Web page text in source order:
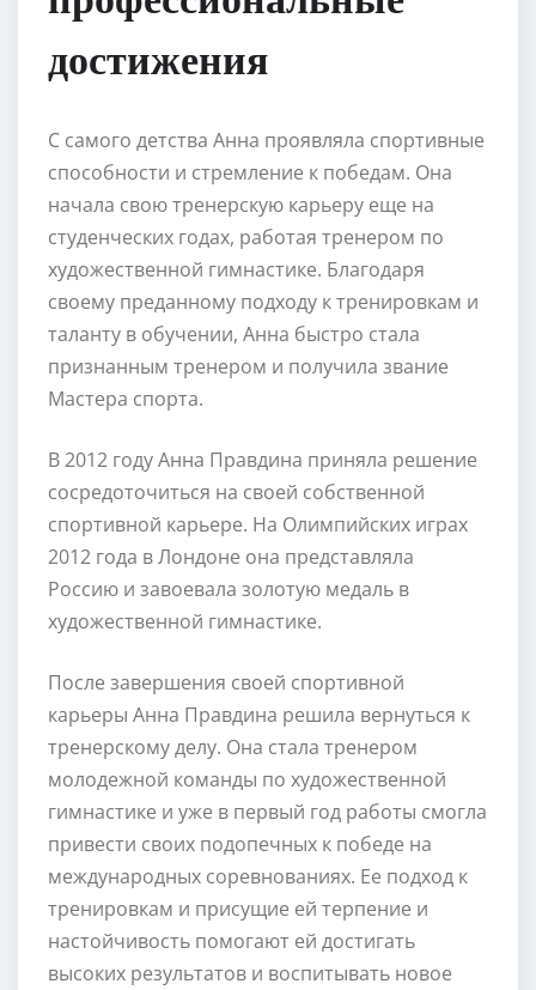
достижения
С самого детства Анна проявляла спортивные
способности и стремление к победам. Она
начала свою тренерскую карьеру еще на
студенческих годах, работая тренером по
художественной гимнастике. Благодаря
своему преданному подходу к тренировкам и
таланту в обучении, Анна быстро стала
признанным тренером и получила звание
Мастера спорта.
В 2012 году Анна Правдина приняла решение
сосредоточиться на своей собственной
спортивной карьере. На Олимпийских играх
2012 года в Лондоне она представляла
Россию и завоевала золотую медаль в
художественной гимнастике.
После завершения своей спортивной
карьеры Анна Правдина решила вернуться к
тренерскому делу. Она стала тренером
молодежной команды по художественной
гимнастике и уже в первый год работы смогла
привести своих подопечных к победе на
международных соревнованиях. Ее подход к
тренировкам и присущие ей терпение и
настойчивость помогают ей достигать
высоких результатов и воспитывать новое